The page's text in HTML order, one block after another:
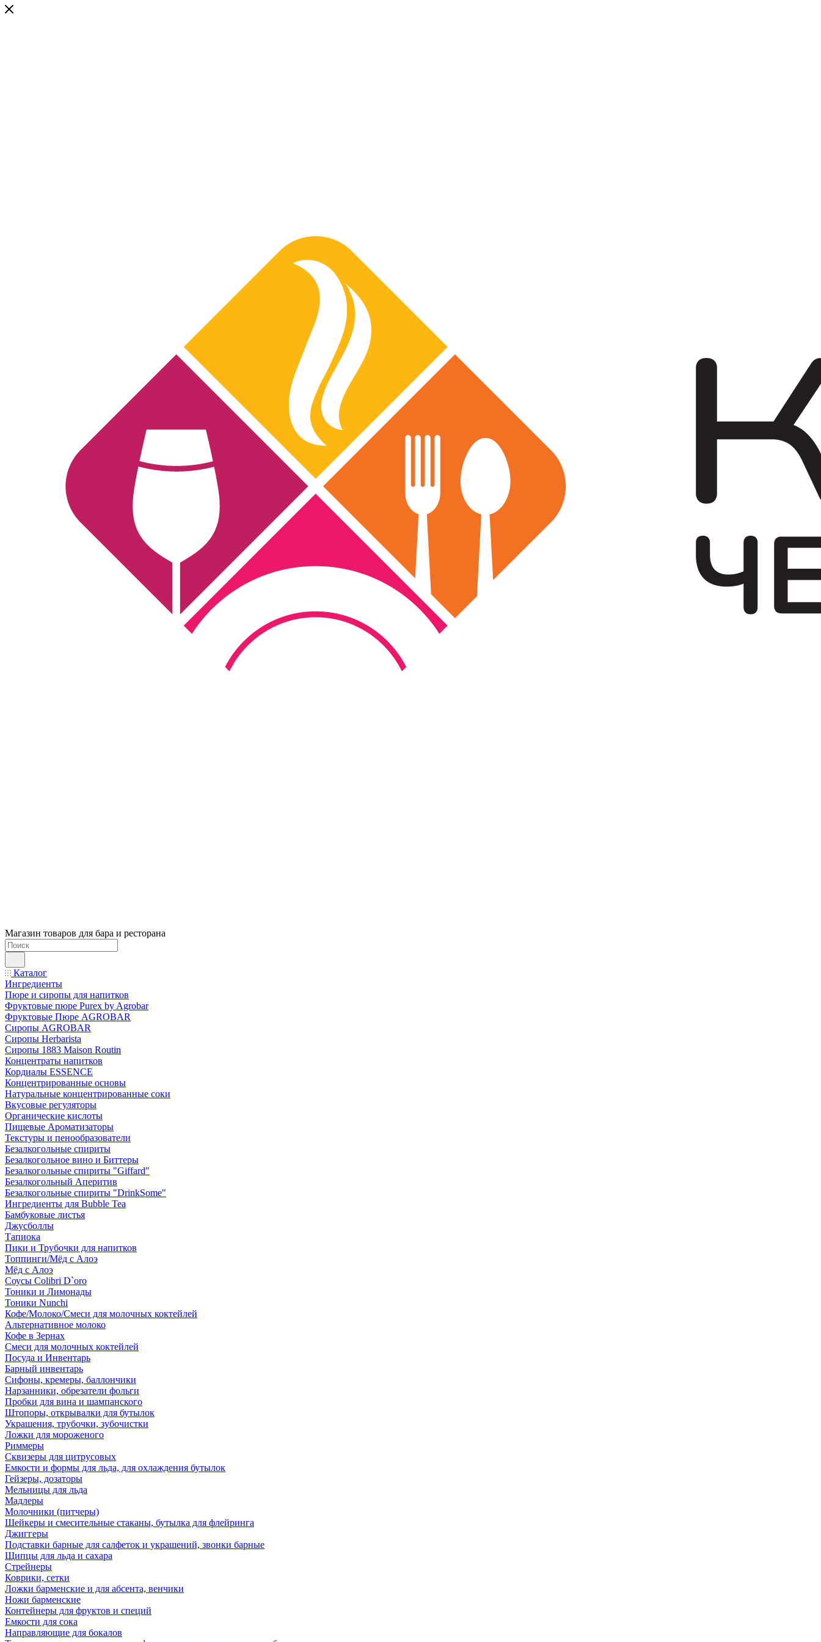
Магазин товаров для бара и ресторана
Каталог
Ингредиенты
Пюре и сиропы для напитков
Фруктовые пюре Purex by Agrobar
Фруктовые Пюре AGROBAR
Сиропы AGROBAR
Сиропы Herbarista
Сиропы 1883 Maison Routin
Концентраты напитков
Кордиалы ESSENCE
Концентрированные основы
Натуральные концентрированные соки
Вкусовые регуляторы
Органические кислоты
Пищевые Ароматизаторы
Текстуры и пенообразователи
Безалкогольные спириты
Безалкогольное вино и Биттеры
Безалкогольные спириты "Giffard"
Безалкогольный Аперитив
Безалкогольные спириты "DrinkSome"
Ингредиенты для Bubble Tea
Бамбуковые листья
Джусболлы
Тапиока
Пики и Трубочки для напитков
Топпинги/Мёд с Алоэ
Мёд с Алоэ
Соусы Colibri D`oro
Тоники и Лимонады
Тоники Nunchi
Кофе/Молоко/Смеси для молочных коктейлей
Альтернативное молоко
Кофе в Зернах
Смеси для молочных коктейлей
Посуда и Инвентарь
Барный инвентарь
Сифоны, кремеры, баллончики
Нарзанники, обрезатели фольги
Пробки для вина и шампанского
Штопоры, открывалки для бутылок
Украшения, трубочки, зубочистки
Ложки для мороженого
Риммеры
Сквизеры для цитрусовых
Емкости и формы для льда, для охлаждения бутылок
Гейзеры, дозаторы
Мельницы для льда
Мадлеры
Молочники (питчеры)
Шейкеры и смесительные стаканы, бутылка для флейринга
Джиггеры
Подставки барные для салфеток и украшений, звонки барные
Щипцы для льда и сахара
Стрейнеры
Коврики, сетки
Ложки барменские и для абсента, венчики
Ножи барменские
Контейнеры для фруктов и специй
Емкости для сока
Направляющие для бокалов